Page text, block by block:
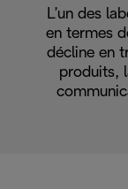
L’un des
en termes
décline en
produits,